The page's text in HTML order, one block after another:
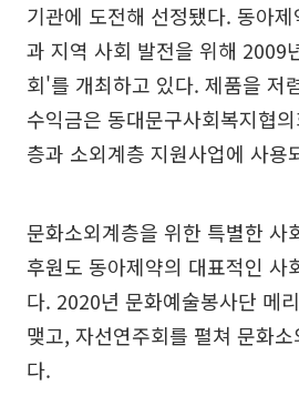
기관에 도전해 선정됐다. 동아
과 지역 사회 발전을 위해 2009
회'를 개최하고 있다. 제품을 저
수익금은 동대문구사회복지협
층과 소외계층 지원사업에 사용
문화소외계층을 위한 특별한 사
후원도 동아제약의 대표적인 사
다. 2020년 문화예술봉사단 메
맺고, 자선연주회를 펼쳐 문화
다.